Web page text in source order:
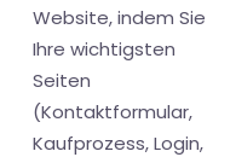
Website, indem Sie
Ihre wichtigsten
Seiten
(Kontaktformular,
Kaufprozess, Login,